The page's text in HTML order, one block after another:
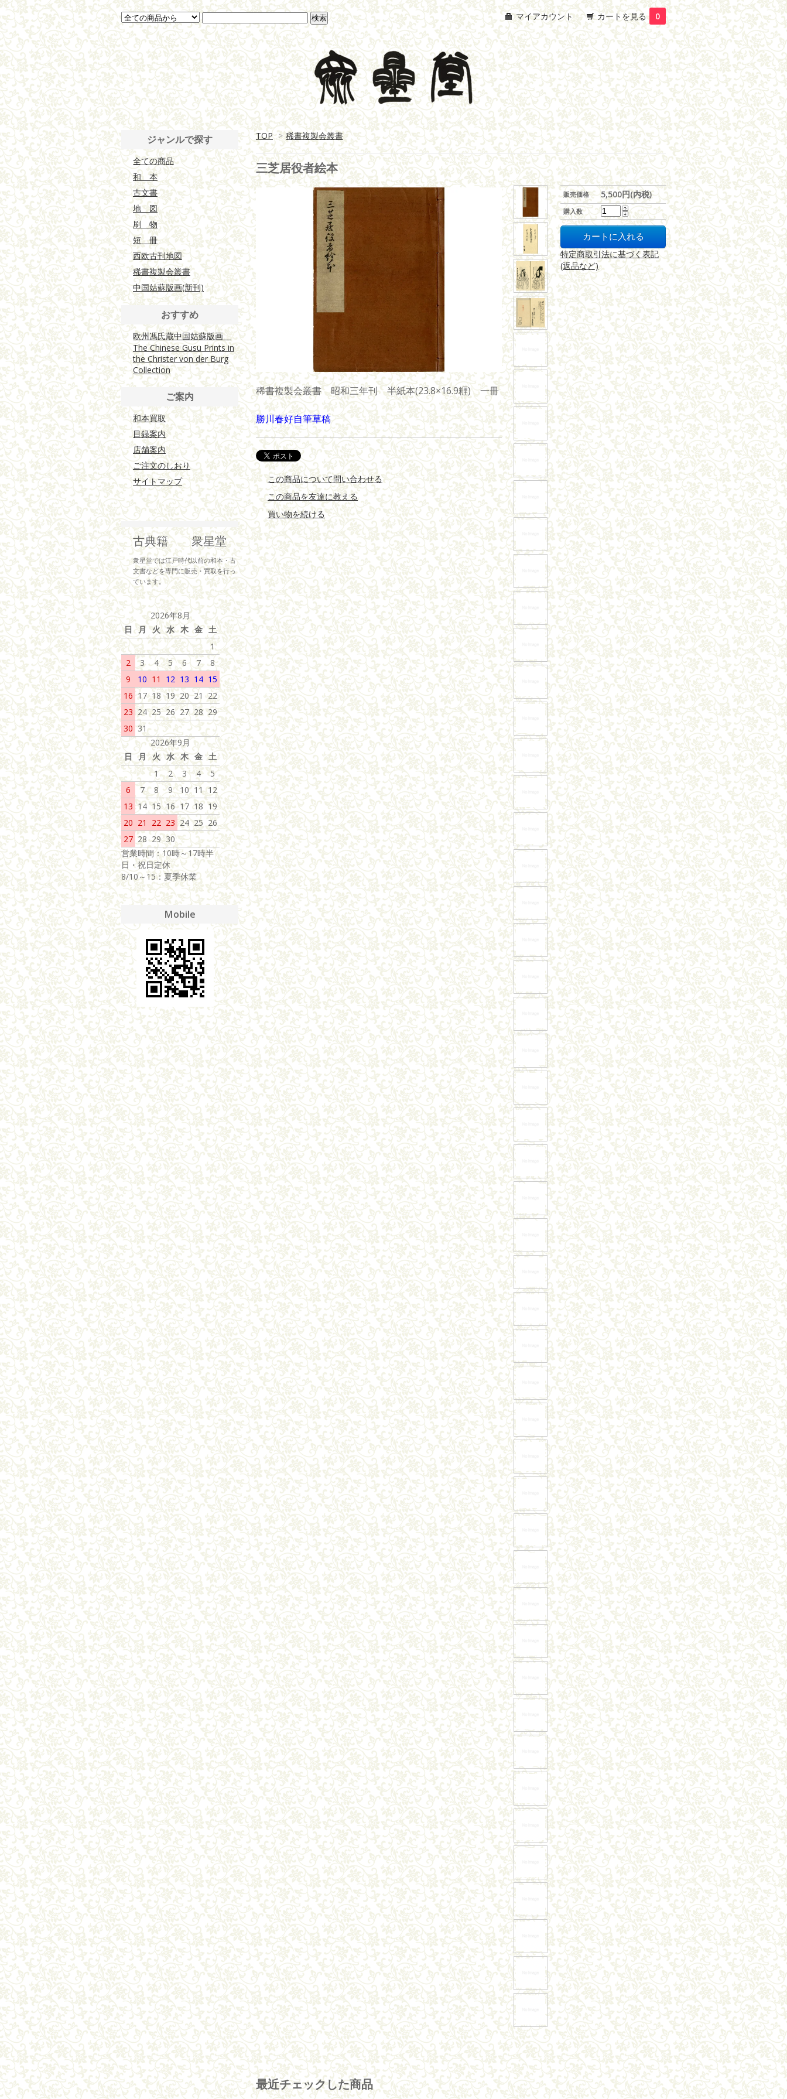
マイアカウント カートを見る 0
TOP > 稀書複製会叢書
三芝居役者絵本
販売価格 5,500円(内税)
購入数
特定商取引法に基づく表記
(返品など)
稀書複製会叢書 昭和三年刊 半紙本(23.8×16.9糎) 一冊
勝川春好自筆草稿
この商品について問い合わせる
この商品を友達に教える
買い物を続ける
最近チェックした商品
ジャンルで探す
全ての商品
和 本
古文書
地 図
刷 物
短 冊
西欧古刊地図
稀書複製会叢書
中国姑蘇版画(新刊)
おすすめ
欧州馮氏蔵中国姑蘇版画
The Chinese Gusu Prints in
the Christer von der Burg
Collection
ご案内
和本買取
目録案内
店舗案内
ご注文のしおり
サイトマップ
古典籍 衆星堂
衆星堂では江戸時代以前の和本・古
文書などを専門に販売・買取を行っ
ています。
2026年8月
日
月 火 水 木 金 土
1
2
3 4 5 6 7
8
9
10 11 12 13 14 15
16 17 18 19 20 21 22
23 24 25 26 27 28 29
30 31
2026年9月
日 月 火 水 木 金 土
1
2 3 4
5
6
7 8 9 10 11 12
13 14 15 16 17 18 19
20 21 22 23 24 25 26
27 28 29 30
営業時間：10時～17時半
日・祝日定休
8/10～15：夏季休業
Mobile